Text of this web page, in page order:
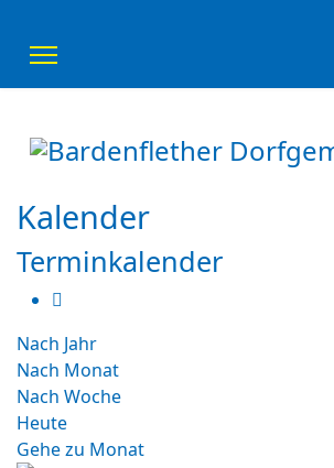
Kalender
Terminkalender
Nach Jahr
Nach Monat
Nach Woche
Heute
Gehe zu Monat